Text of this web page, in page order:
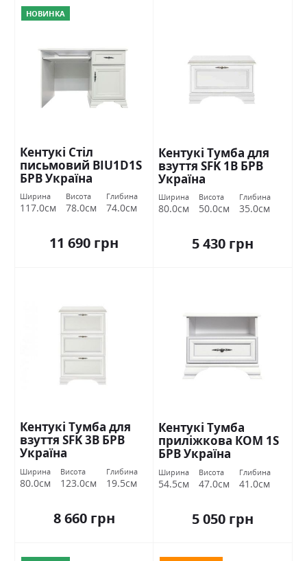
НОВИНКА
Кентукі Стіл
письмовий BIU1D1S
БРВ Україна
Ширина
117.0см
Висота
78.0см
Глибина
74.0см
11 690 грн
Кентукі Тумба для
взуття SFK 1В БРВ
Україна
Ширина
80.0см
Висота
50.0см
Глибина
35.0см
5 430 грн
Кентукі Тумба для
взуття SFK 3В БРВ
Україна
Ширина
80.0см
Висота
123.0см
Глибина
19.5см
8 660 грн
Кентукі Тумба
приліжкова КОМ 1S
БРВ Україна
Ширина
54.5см
Висота
47.0см
Глибина
41.0см
5 050 грн